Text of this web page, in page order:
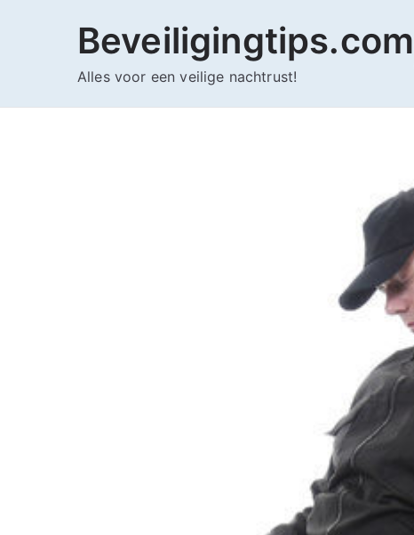
Beveiligingtips.com
Alles voor een veilige nachtrust!